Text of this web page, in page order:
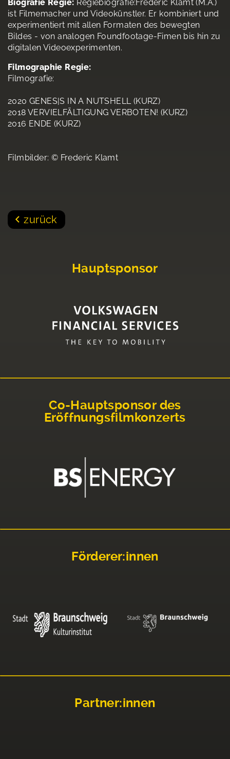
Biografie Regie: Regiebiografie:Frederic Klamt (M.A.)
ist Filmemacher und Videokünstler. Er kombiniert und
experimentiert mit allen Formaten des bewegten
Bildes - von analogen Foundfootage-Fimen bis hin zu
digitalen Videoexperimenten.
Filmographie Regie:
Filmografie:
2020 GENES|S IN A NUTSHELL (KURZ)
2018 VERVIELFÄLTIGUNG VERBOTEN! (KURZ)
2016 ENDE (KURZ)
Filmbilder: © Frederic Klamt
zurück
Hauptsponsor
Co-Hauptsponsor des
Eröffnungsfilmkonzerts
Förderer:innen
Partner:innen